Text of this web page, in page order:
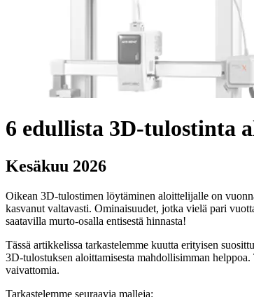
6 edullista 3D-tulostinta
Kesäkuu 2026
Oikean 3D-tulostimen löytäminen aloittelijalle on
kasvanut valtavasti. Ominaisuudet, jotka vielä pari
saatavilla murto-osalla entisestä hinnasta!
Tässä artikkelissa tarkastelemme kuutta erityisen
3D-tulostuksen aloittamisesta mahdollisimman
vaivattomia.
Tarkastelemme seuraavia malleja: